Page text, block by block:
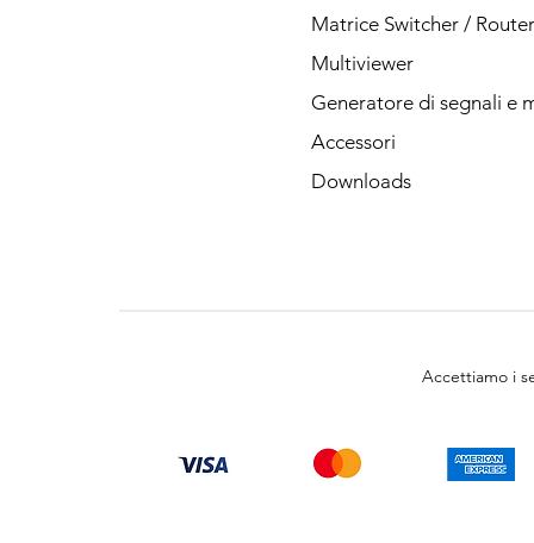
Matrice Switcher / Router
Multiviewer
Generatore di segnali e
Accessori
Downloads
Accettiamo i